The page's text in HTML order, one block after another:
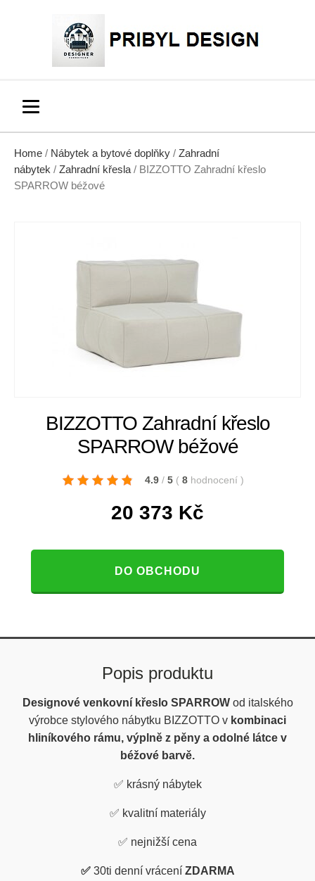
Home / Nábytek a bytové doplňky / Zahradní
nábytek / Zahradní křesla / BIZZOTTO Zahradní křeslo
SPARROW béžové
BIZZOTTO Zahradní křeslo
SPARROW béžové
4.9 / 5 ( 8 hodnocení )
20 373 Kč
DO OBCHODU
Popis produktu
Designové venkovní křeslo SPARROW od italského
výrobce stylového nábytku BIZZOTTO v kombinaci
hliníkového rámu, výplně z pěny a odolné látce v
béžové barvě.
✅ krásný nábytek
✅ kvalitní materiály
✅ nejnižší cena
✅ 30ti denní vrácení ZDARMA